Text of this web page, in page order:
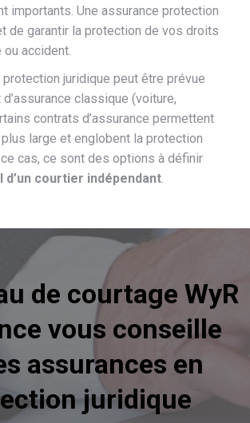
importants. Une assurance protection
de garantir la protection de vos droits
accident.
protection juridique peut être prévue
classique (voiture,
contrats d’assurance permettent
large et englobent la protection
cas, ce sont des options à définir
d’un courtier indépendant.
de courtage WyR
vous conseille
assurances en
juridique